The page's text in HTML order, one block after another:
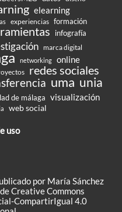
elearning
experiencias formación
infografía
marca digital
networking online
redes sociales
uma unia
de málaga visualización
web social
uso
por María Sánchez
Creative Commons
CompartirIgual 4.0